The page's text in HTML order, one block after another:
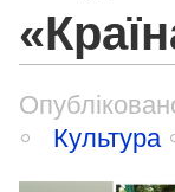
Культура